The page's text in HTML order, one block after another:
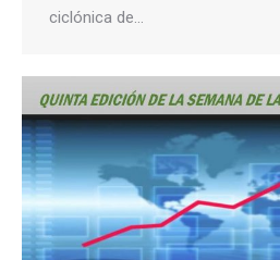
ciclónica de…